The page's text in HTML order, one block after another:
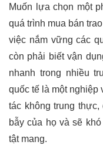
Muốn lựa chọn một
quá trình mua bán
việc nắm vững các
còn phải biết vận
nhanh trong nhiều
quốc tế là một nghiệp
tác không trung
bẫy của họ và sẽ
tật mang.